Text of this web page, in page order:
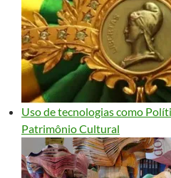
Uso de tecnologias como
Patrimônio Cultural